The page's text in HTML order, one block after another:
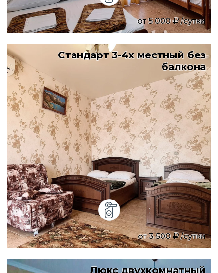
от 5 000 /сутки
Стандарт 3-4х местный без
балкона
от 3 500 /сутки
Люкс двухкомнатный